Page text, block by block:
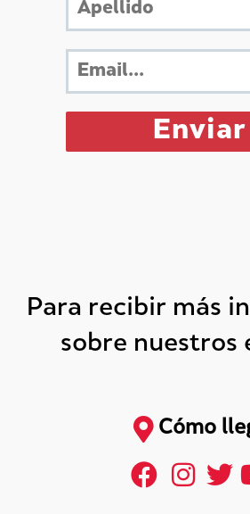
Para recibir más
sobre nuestros
Cómo